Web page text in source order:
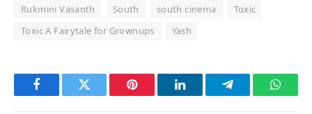
Rukmini Vasanth South south cinema
Toxic
Toxic A Fairytale for Grownups
Yash
FacebookTwitter Pinterest LinkedInTelegram